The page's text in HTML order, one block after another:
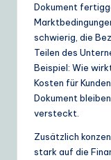
Dokument
schwierig, die
Teilen des
Beispiel: Wie
Kosten für
Dokument
versteckt.
Zusätzlich
stark auf die